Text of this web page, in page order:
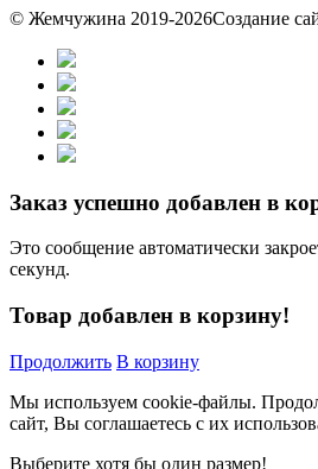
© Жемчужина 2019-2026Создание
Заказ успешно добавлен в
Это сообщение автоматически
секунд.
Товар добавлен в корзину!
Продолжить В корзину
Мы используем cookie-файлы.
сайт, Вы соглашаетесь с их
Выберите хотя бы один размер!